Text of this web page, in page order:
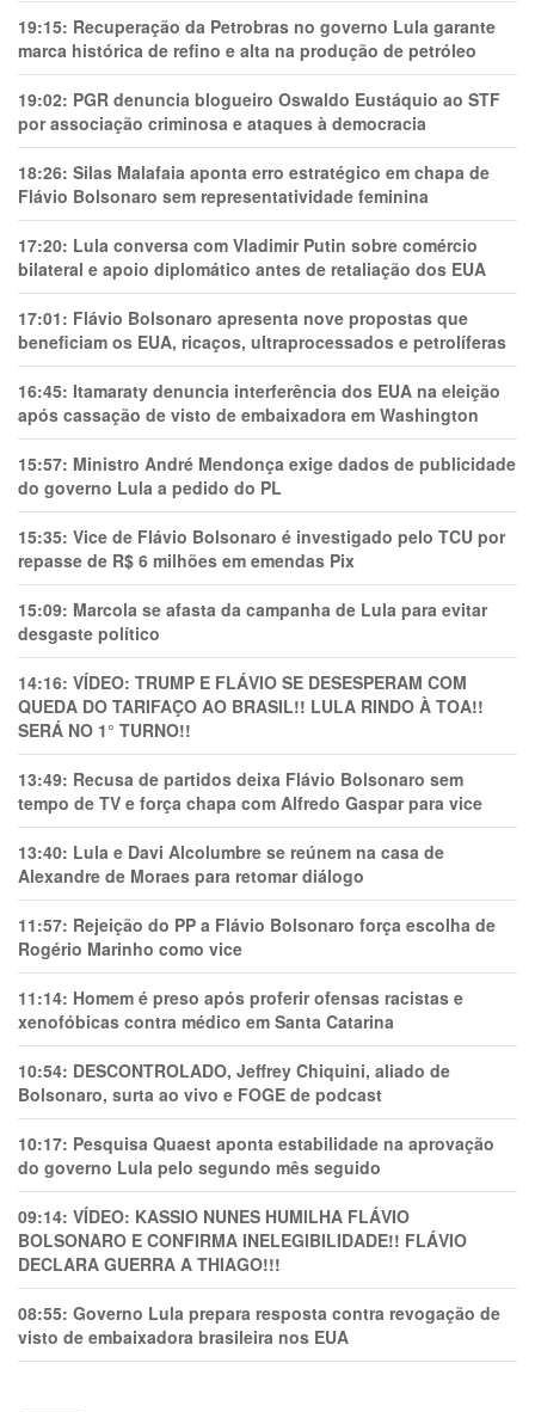
19:15: Recuperação da Petrobras no governo Lula garante
marca histórica de refino e alta na produção de petróleo
19:02: PGR denuncia blogueiro Oswaldo Eustáquio ao STF
por associação criminosa e ataques à democracia
18:26: Silas Malafaia aponta erro estratégico em chapa de
Flávio Bolsonaro sem representatividade feminina
17:20: Lula conversa com Vladimir Putin sobre comércio
bilateral e apoio diplomático antes de retaliação dos EUA
17:01: Flávio Bolsonaro apresenta nove propostas que
beneficiam os EUA, ricaços, ultraprocessados e petrolíferas
16:45: Itamaraty denuncia interferência dos EUA na eleição
após cassação de visto de embaixadora em Washington
15:57: Ministro André Mendonça exige dados de publicidade
do governo Lula a pedido do PL
15:35: Vice de Flávio Bolsonaro é investigado pelo TCU por
repasse de R$ 6 milhões em emendas Pix
15:09: Marcola se afasta da campanha de Lula para evitar
desgaste político
14:16: VÍDEO: TRUMP E FLÁVIO SE DESESPERAM COM
QUEDA DO TARIFAÇO AO BRASIL!! LULA RINDO À TOA!!
SERÁ NO 1° TURNO!!
13:49: Recusa de partidos deixa Flávio Bolsonaro sem
tempo de TV e força chapa com Alfredo Gaspar para vice
13:40: Lula e Davi Alcolumbre se reúnem na casa de
Alexandre de Moraes para retomar diálogo
11:57: Rejeição do PP a Flávio Bolsonaro força escolha de
Rogério Marinho como vice
11:14: Homem é preso após proferir ofensas racistas e
xenofóbicas contra médico em Santa Catarina
10:54: DESCONTROLADO, Jeffrey Chiquini, aliado de
Bolsonaro, surta ao vivo e FOGE de podcast
10:17: Pesquisa Quaest aponta estabilidade na aprovação
do governo Lula pelo segundo mês seguido
09:14: VÍDEO: KASSIO NUNES HUMlLHA FLÁVIO
BOLSONARO E CONFIRMA INELEGIBILIDADE!! FLÁVIO
DECLARA GUERRA A THIAGO!!!
08:55: Governo Lula prepara resposta contra revogação de
visto de embaixadora brasileira nos EUA